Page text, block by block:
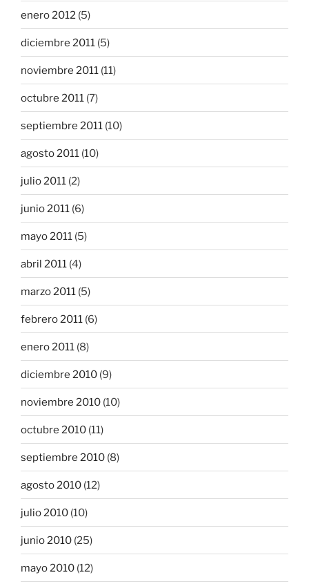
enero 2012 (5)
diciembre 2011 (5)
noviembre 2011 (11)
octubre 2011 (7)
septiembre 2011 (10)
agosto 2011 (10)
julio 2011 (2)
junio 2011 (6)
mayo 2011 (5)
abril 2011 (4)
marzo 2011 (5)
febrero 2011 (6)
enero 2011 (8)
diciembre 2010 (9)
noviembre 2010 (10)
octubre 2010 (11)
septiembre 2010 (8)
agosto 2010 (12)
julio 2010 (10)
junio 2010 (25)
mayo 2010 (12)